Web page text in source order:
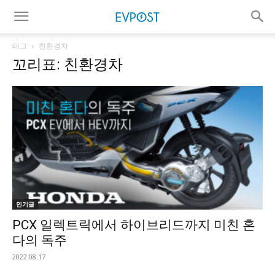
태그 친환경차
꼬리표: 친환경차
인기글
PCX 일렉트릭에서 하이브리드까지 미친 혼
다의 독주
2022.08.17